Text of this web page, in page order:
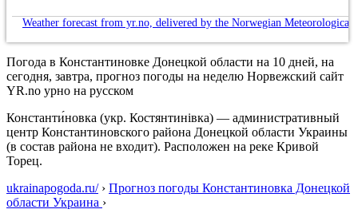
Weather forecast from yr.no, delivered by the Norwegian Meteorological
Погода в Константиновке Донецкой области на 10 дней, на
сегодня, завтра, прогноз погоды на неделю Норвежский сайт
YR.no урно на русском
Константи́новка (укр. Костянтинівка) — административный
центр Константиновского района Донецкой области Украины
(в состав района не входит). Расположен на реке Кривой
Торец.
ukrainapogoda.ru/› Прогноз погоды Константиновка Донецкой
области Украина ›